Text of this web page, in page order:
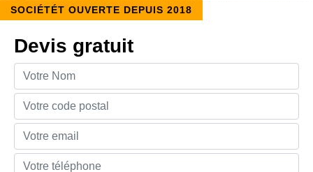
SOCIÉTÉT OUVERTE DEPUIS 2018
Devis gratuit